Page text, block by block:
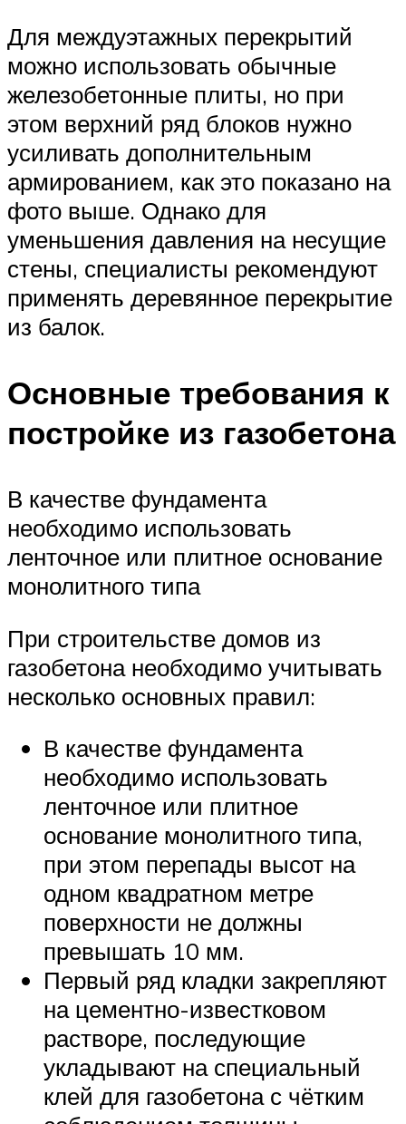
Для междуэтажных перекрытий
можно использовать обычные
железобетонные плиты, но при
этом верхний ряд блоков нужно
усиливать дополнительным
армированием, как это показано на
фото выше. Однако для
уменьшения давления на несущие
стены, специалисты рекомендуют
применять деревянное перекрытие
из балок.
Основные требования к
постройке из газобетона
В качестве фундамента
необходимо использовать
ленточное или плитное основание
монолитного типа
При строительстве домов из
газобетона необходимо учитывать
несколько основных правил:
В качестве фундамента
необходимо использовать
ленточное или плитное
основание монолитного типа,
при этом перепады высот на
одном квадратном метре
поверхности не должны
превышать 10 мм.
Первый ряд кладки закрепляют
на цементно-известковом
растворе, последующие
укладывают на специальный
клей для газобетона с чётким